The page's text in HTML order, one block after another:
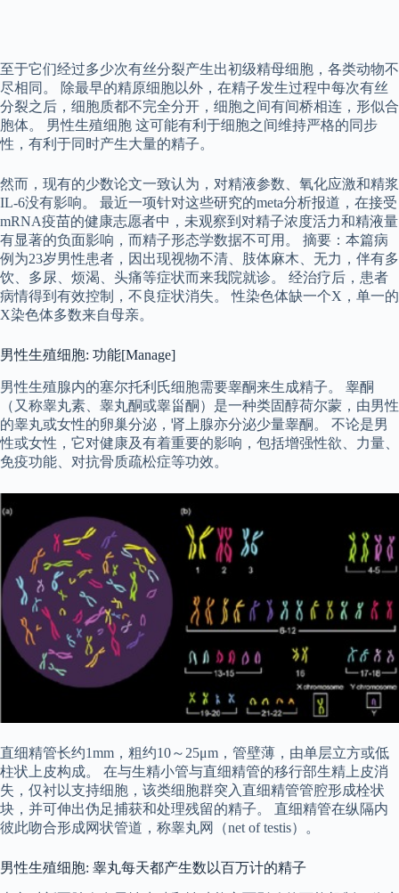
至于它们经过多少次有丝分裂产生出初级精母细胞，各类动物不
尽相同。 除最早的精原细胞以外，在精子发生过程中每次有丝
分裂之后，细胞质都不完全分开，细胞之间有间桥相连，形似合
胞体。 男性生殖细胞 这可能有利于细胞之间维持严格的同步
性，有利于同时产生大量的精子。
然而，现有的少数论文一致认为，对精液参数、氧化应激和精浆
IL-6没有影响。 最近一项针对这些研究的meta分析报道，在接受
mRNA疫苗的健康志愿者中，未观察到对精子浓度活力和精液量
有显著的负面影响，而精子形态学数据不可用。 摘要：本篇病
例为23岁男性患者，因出现视物不清、肢体麻木、无力，伴有多
饮、多尿、烦渴、头痛等症状而来我院就诊。 经治疗后，患者
病情得到有效控制，不良症状消失。 性染色体缺一个X，单一的
X染色体多数来自母亲。
男性生殖细胞: 功能[Manage]
男性生殖腺内的塞尔托利氏细胞需要睾酮来生成精子。 睾酮
（又称睾丸素、睾丸酮或睾甾酮）是一种类固醇荷尔蒙，由男性
的睾丸或女性的卵巢分泌，肾上腺亦分泌少量睾酮。 不论是男
性或女性，它对健康及有着重要的影响，包括增强性欲、力量、
免疫功能、对抗骨质疏松症等功效。
直细精管长约1mm，粗约10～25μm，管壁薄，由单层立方或低
柱状上皮构成。 在与生精小管与直细精管的移行部生精上皮消
失，仅衬以支持细胞，该类细胞群突入直细精管管腔形成栓状
块，并可伸出伪足捕获和处理残留的精子。 直细精管在纵隔内
彼此吻合形成网状管道，称睾丸网（net of testis）。
男性生殖细胞: 睾丸每天都产生数以百万计的精子